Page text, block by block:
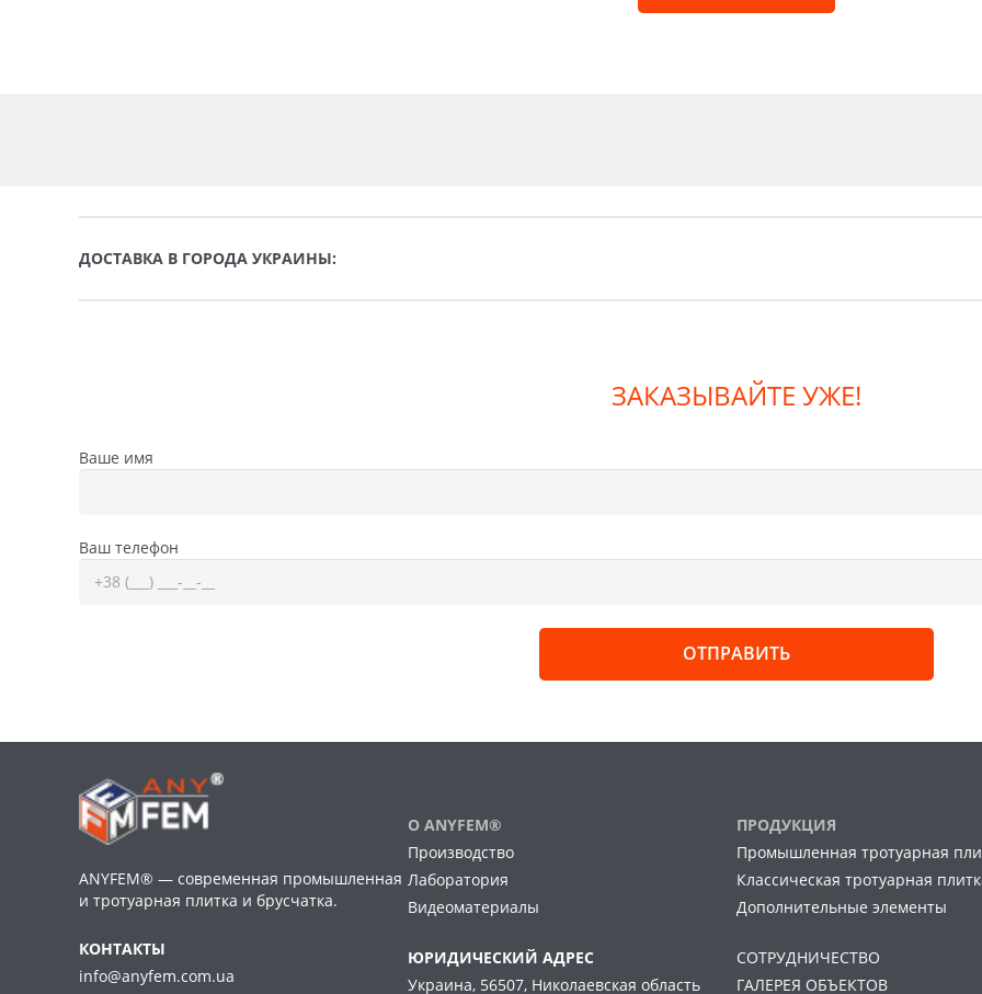
ДОСТАВКА В ГОРОДА УКРАИНЫ:
ЗАКАЗЫВАЙТЕ УЖЕ!
Ваше имя
Ваш телефон
ANYFEM® — современная промышленная
и тротуарная плитка и брусчатка.
КОНТАКТЫ
info@anyfem.com.ua
О ANYFEM®
Производство
Лаборатория
Видеоматериалы
ЮРИДИЧЕСКИЙ АДРЕС
Украина, 56507, Николаевская область
ПРОДУКЦИЯ
Промышленная тротуарная
Классическая тротуарная
Дополнительные элементы
СОТРУДНИЧЕСТВО
ГАЛЕРЕЯ ОБЪЕКТОВ